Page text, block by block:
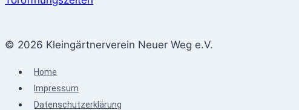
© 2026 Kleingärtnerverein Neuer Weg e.V.
Home
Impressum
Datenschutzerklärung